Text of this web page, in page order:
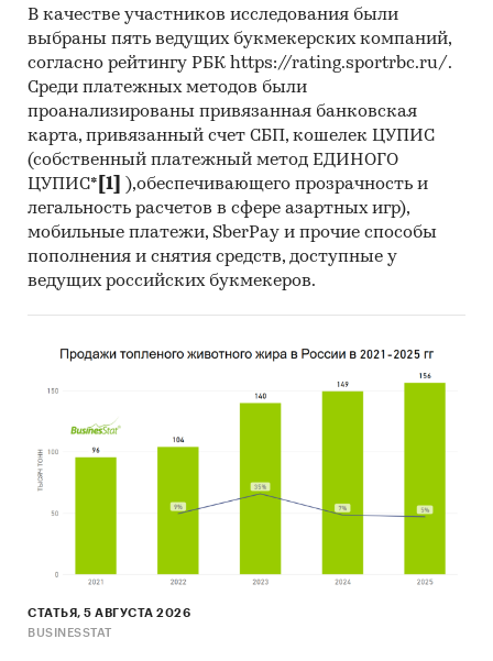
В качестве участников исследования были
выбраны пять ведущих букмекерских компаний,
согласно рейтингу РБК https://rating.sportrbc.ru/.
Среди платежных методов были
проанализированы привязанная банковская
карта, привязанный счет СБП, кошелек ЦУПИС
(собственный платежный метод ЕДИНОГО
ЦУПИС* [1]
),обеспечивающего прозрачность и
легальность расчетов в сфере азартных игр),
мобильные платежи, SberPay и прочие способы
пополнения и снятия средств, доступные у
ведущих российских букмекеров.
СТАТЬЯ, 5 АВГУСТА 2026
BUSINESSTAT